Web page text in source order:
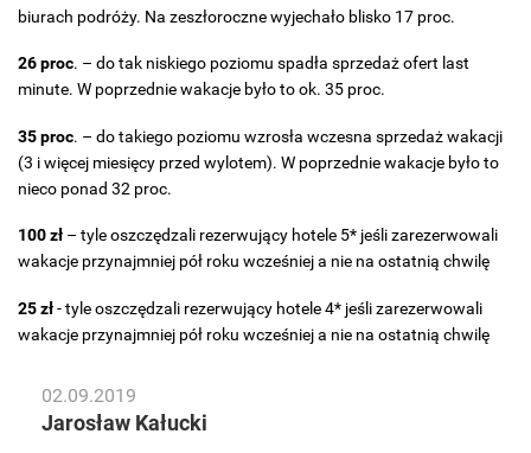
biurach podróży. Na zeszłoroczne wyjechało blisko 17 proc.
26 proc. – do tak niskiego poziomu spadła sprzedaż ofert last
minute. W poprzednie wakacje było to ok. 35 proc.
35 proc. – do takiego poziomu wzrosła wczesna sprzedaż wakacji
(3 i więcej miesięcy przed wylotem). W poprzednie wakacje było to
nieco ponad 32 proc.
100 zł – tyle oszczędzali rezerwujący hotele 5* jeśli zarezerwowali
wakacje przynajmniej pół roku wcześniej a nie na ostatnią chwilę
25 zł- tyle oszczędzali rezerwujący hotele 4* jeśli zarezerwowali
wakacje przynajmniej pół roku wcześniej a nie na ostatnią chwilę
02.09.2019
Jarosław Kałucki